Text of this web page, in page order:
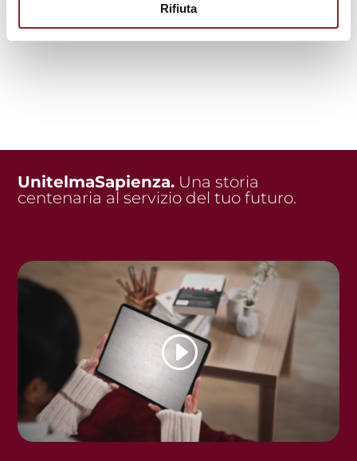
Rifiuta
UnitelmaSapienza. Una storia
centenaria al servizio del tuo futuro.